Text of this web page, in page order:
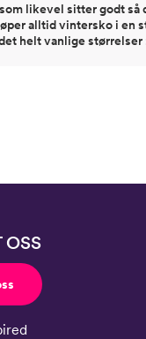
likevel sitter godt
alltid vintersko i en
helt vanlige størrelser
OSS